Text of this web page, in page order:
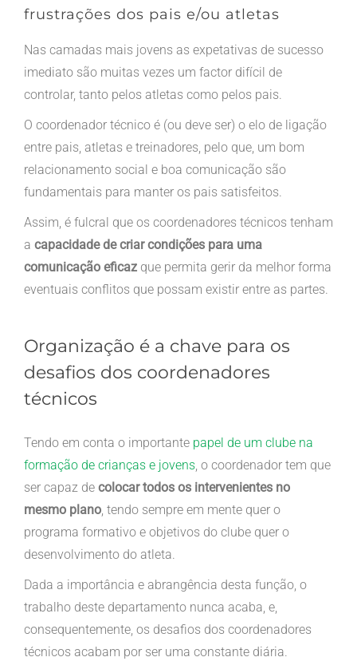
frustrações dos pais e/ou atletas
Nas camadas mais jovens as expetativas de sucesso
imediato são muitas vezes um factor difícil de
controlar, tanto pelos atletas como pelos pais.
O coordenador técnico é (ou deve ser) o elo de ligação
entre pais, atletas e treinadores, pelo que, um bom
relacionamento social e boa comunicação são
fundamentais para manter os pais satisfeitos.
Assim, é fulcral que os coordenadores técnicos tenham
a capacidade de criar condições para uma
comunicação eficazque permita gerir da melhor forma
eventuais conflitos que possam existir entre as partes.
Organização é a chave para os
desafios dos coordenadores
técnicos
Tendo em conta o importante papel de um clube na
formação de crianças e jovens, o coordenador tem que
ser capaz de colocar todos os intervenientes no
mesmo plano, tendo sempre em mente quer o
programa formativo e objetivos do clube quer o
desenvolvimento do atleta.
Dada a importância e abrangência desta função, o
trabalho deste departamento nunca acaba, e,
consequentemente, os desafios dos coordenadores
técnicos acabam por ser uma constante diária.